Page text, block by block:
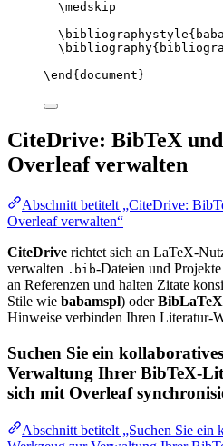
\medskip
\bibliographystyle
\bibliography
\end { document }
CiteDrive: BibTeX
Overleaf verwalten
Abschnitt betitelt „CiteDrive:
Overleaf verwalten“
CiteDrive richtet sich an LaTeX-
verwalten .bib-Dateien und
an Referenzen und halten Zitate
Stile wie babamspl) oderBibLaTeX
Hinweise verbinden Ihren Literatur-
Suchen Sie ein
Verwaltung Ihrer BibTeX-
sich mit Overleaf
Abschnitt betitelt „Suchen Sie ein